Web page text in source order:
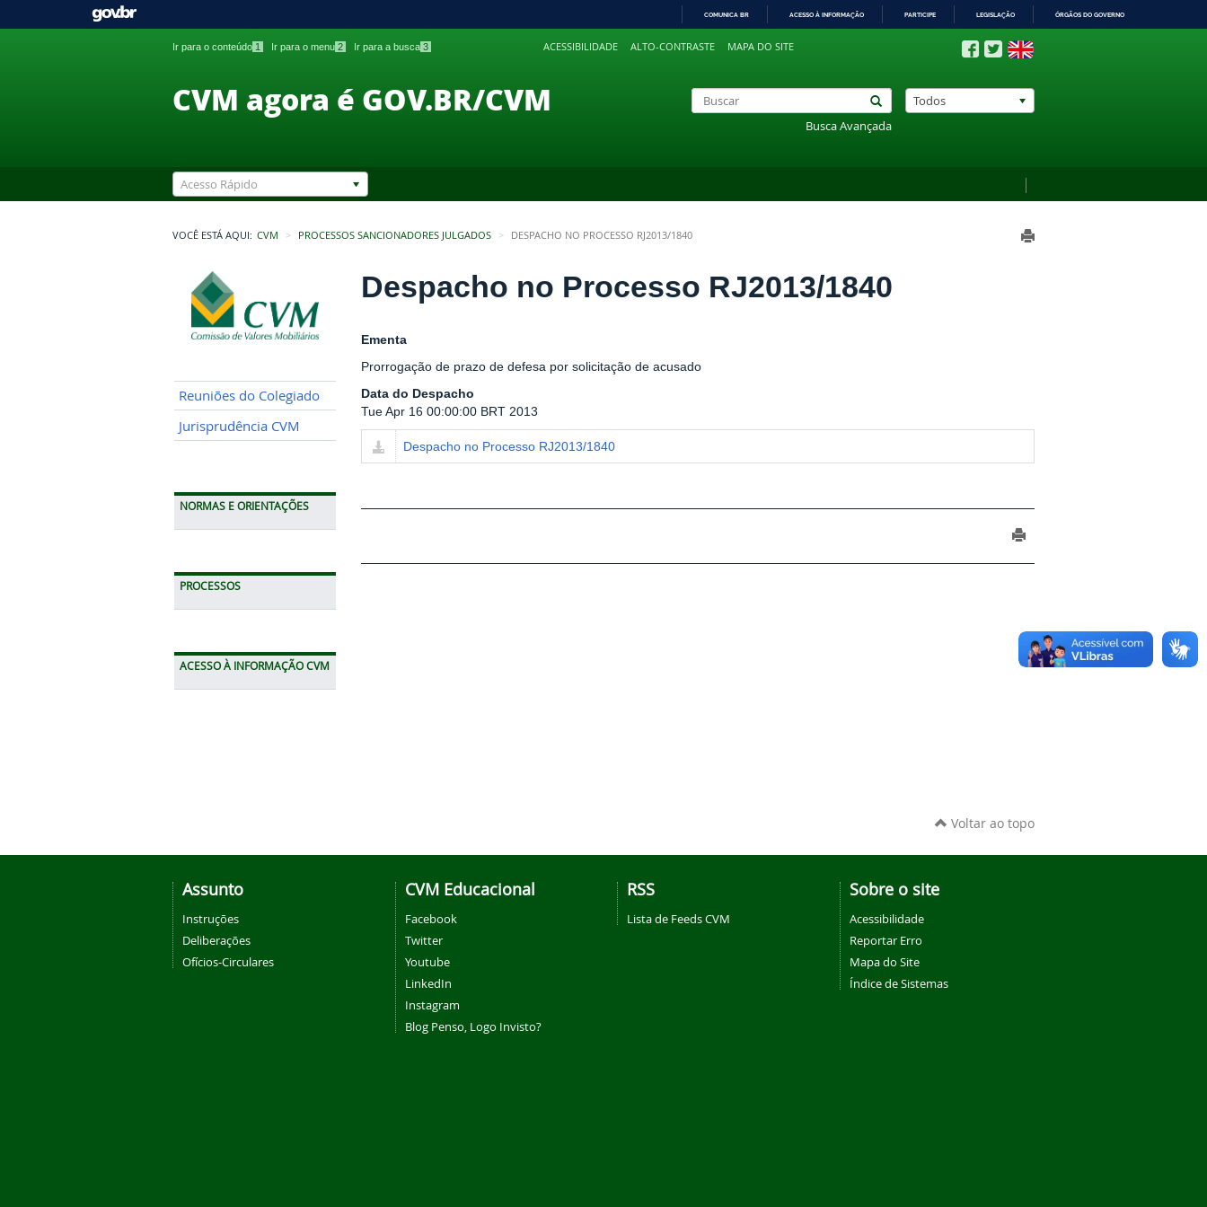
PARA
COMUNICA BR ACESSO À INFORMAÇÃO PARTICIPE LEGISLAÇÃO ÓRGÃOS DO GOVERNO
Ir para o conteúdo 1 Ir para o menu 2 Ir para a busca 3 ACESSIBILIDADE ALTO-CONTRASTE MAPA DO SITE
CVM agora é GOV.BR/CVM
Busca Avançada
Todos
Acesso Rápido
VOCÊ ESTÁ AQUI: CVM PROCESSOS SANCIONADORES JULGADOS DESPACHO NO PROCESSO RJ2013/1840
Reuniões do Colegiado
Jurisprudência CVM
NORMAS E ORIENTAÇÕES
PROCESSOS
ACESSO À INFORMAÇÃO CVM
Despacho no Processo RJ2013/1840
Ementa
Prorrogação de prazo de defesa por solicitação de acusado
Data do Despacho
Tue Apr 16 00:00:00 BRT 2013
Despacho no Processo RJ2013/1840
Voltar ao topo
Assunto
Instruções
Deliberações
Ofícios-Circulares
CVM Educacional
Facebook
Twitter
Youtube
LinkedIn
Instagram
Blog Penso, Logo Invisto?
RSS
Lista de Feeds CVM
Sobre o site
Acessibilidade
Reportar Erro
Mapa do Site
Índice de Sistemas